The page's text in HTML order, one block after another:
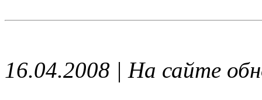
16.04.2008 | На сайте